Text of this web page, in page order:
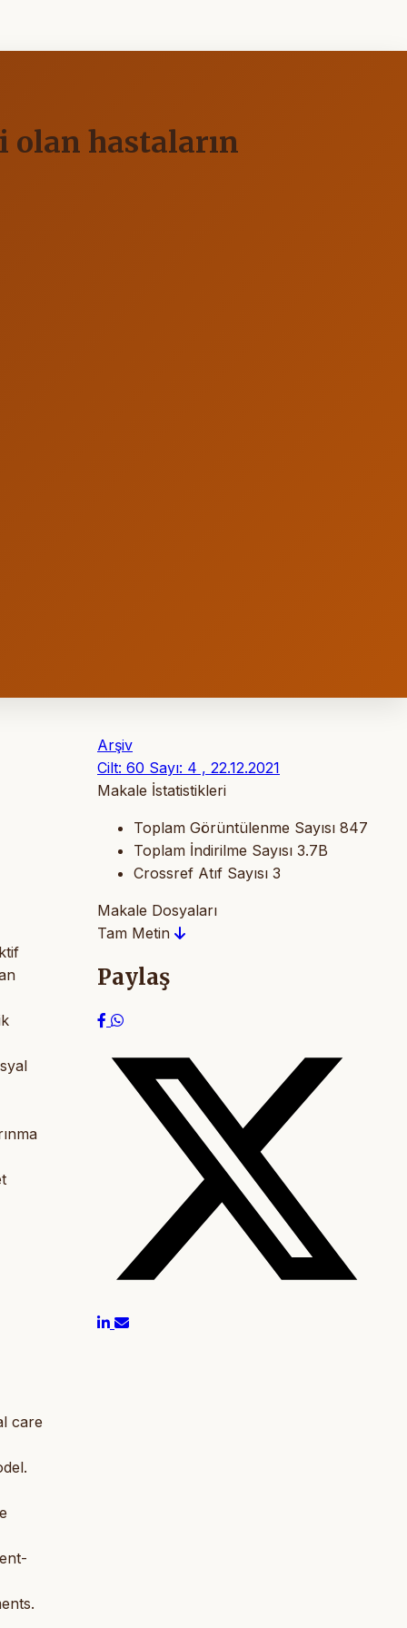
olan hastaların
care
Arşiv
Cilt: 60 Sayı: 4 , 22.12.2021
Makale İstatistikleri
Toplam Görüntülenme Sayısı 847
Toplam İndirilme Sayısı 3.7B
Crossref Atıf Sayısı 3
Makale Dosyaları
Tam Metin
Paylaş